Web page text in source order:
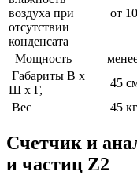
воздуха при
отсутствии
конденсата
от
Мощность
Габариты В х
Ш х Г,
45
Вес
45 кг
Счетчик и
и частиц Z2